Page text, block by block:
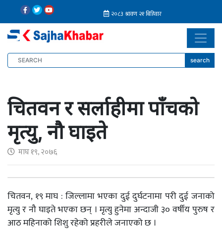
search
चितवन र सर्लाहीमा पाँचको
मृत्यु, नौ घाइते
माघ १९, २०७६
चितवन, १९ माघ : जिल्लामा भएका दुई दुर्घटनामा परी दुई जनाको
मृत्यु र नौ घाइते भएका छन् । मृत्यु हुनेमा अन्दाजी ३० वर्षीय पुरुष र
आठ महिनाको शिशु रहेको प्रहरीले जनाएको छ ।